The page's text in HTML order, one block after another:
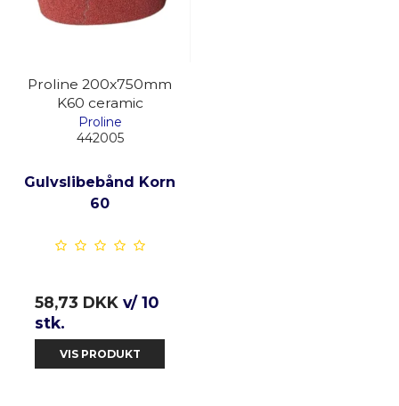
Proline 200x750mm
K60 ceramic
Proline
442005
Gulvslibebånd Korn
60
58,73 DKK v/ 10
stk.
VIS PRODUKT